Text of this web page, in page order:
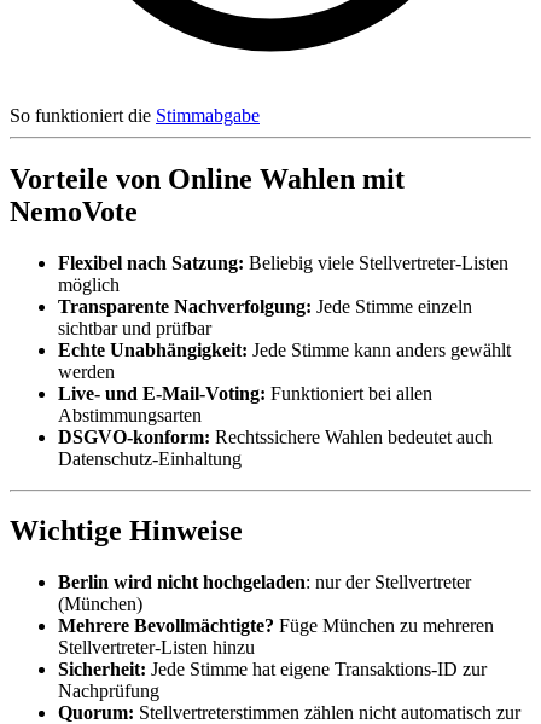
So funktioniert die Stimmabgabe
Vorteile von Online Wahlen mit
NemoVote
Flexibel nach Satzung: Beliebig viele Stellvertreter-Listen
möglich
Transparente Nachverfolgung: Jede Stimme einzeln
sichtbar und prüfbar
Echte Unabhängigkeit: Jede Stimme kann anders gewählt
werden
Live- und E-Mail-Voting: Funktioniert bei allen
Abstimmungsarten
DSGVO-konform: Rechtssichere Wahlen bedeutet auch
Datenschutz-Einhaltung
Wichtige Hinweise
Berlin wird nicht hochgeladen: nur der Stellvertreter
(München)
Mehrere Bevollmächtigte? Füge München zu mehreren
Stellvertreter-Listen hinzu
Sicherheit: Jede Stimme hat eigene Transaktions-ID zur
Nachprüfung
Quorum: Stellvertreterstimmen zählen nicht automatisch zur